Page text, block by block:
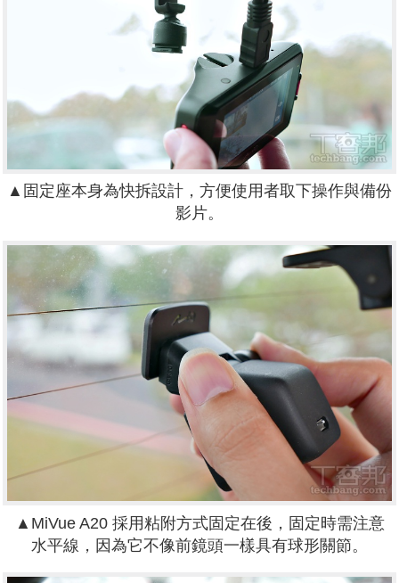
▲固定座本身為快拆設計，方便使用者取下操作與備份
影片。
▲ MiVue A20 採用粘附方式固定在後，固定時需注意
水平線，因為它不像前鏡頭一樣具有球形關節。